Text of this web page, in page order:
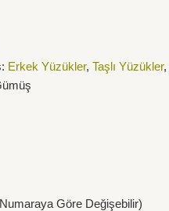
Erkek Yüzükler, Taşlı Yüzükler,
Göre Değişebilir)